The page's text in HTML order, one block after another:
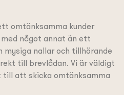
omtänksamma kunder
något annat än ett
mysiga nallar och tillhörande
till brevlådan. Vi är väldigt
att skicka omtänksamma